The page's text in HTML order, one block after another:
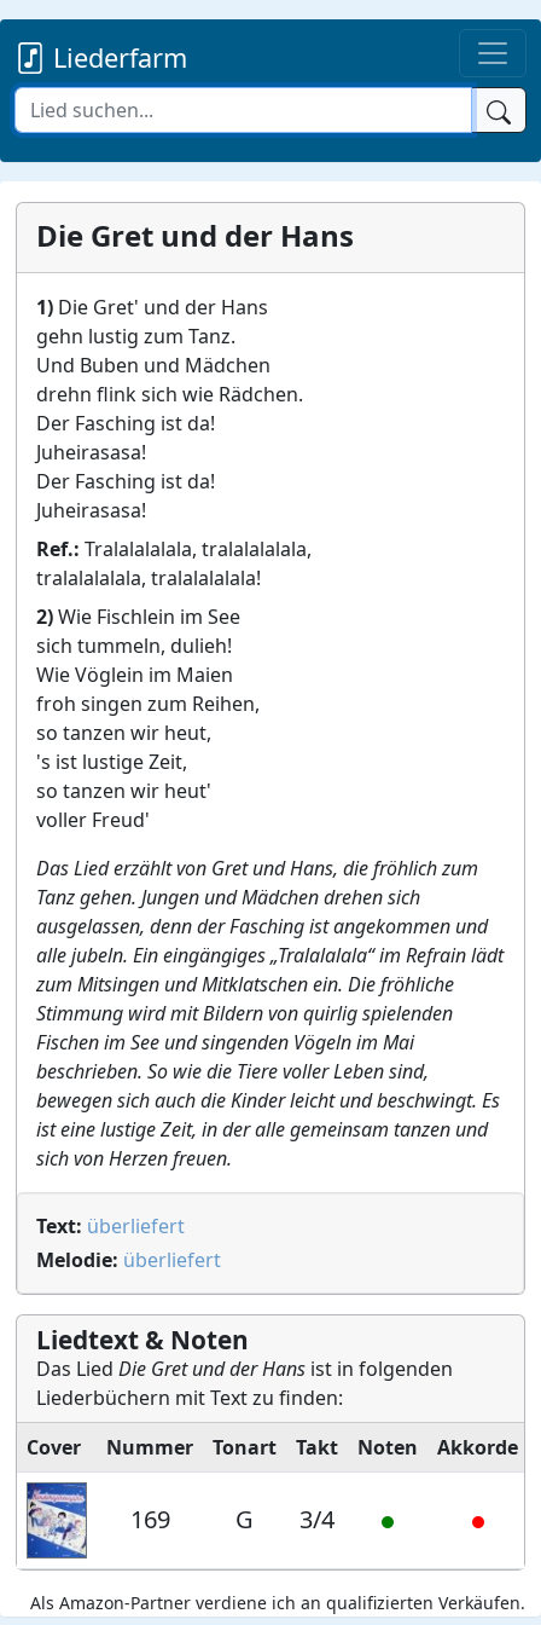
Liederfarm
Die Gret und der Hans
1) Die Gret' und der Hans
gehn lustig zum Tanz.
Und Buben und Mädchen
drehn flink sich wie Rädchen.
Der Fasching ist da!
Juheirasasa!
Der Fasching ist da!
Juheirasasa!
Ref.: Tralalalalala, tralalalalala,
tralalalalala, tralalalalala!
2)Wie Fischlein im See
sich tummeln, dulieh!
Wie Vöglein im Maien
froh singen zum Reihen,
so tanzen wir heut,
's ist lustige Zeit,
so tanzen wir heut'
voller Freud'
Das Lied erzählt von Gret und Hans, die fröhlich zum
Tanz gehen. Jungen und Mädchen drehen sich
ausgelassen, denn der Fasching ist angekommen und
alle jubeln. Ein eingängiges „Tralalalala“ im Refrain lädt
zum Mitsingen und Mitklatschen ein. Die fröhliche
Stimmung wird mit Bildern von quirlig spielenden
Fischen im See und singenden Vögeln im Mai
beschrieben. So wie die Tiere voller Leben sind,
bewegen sich auch die Kinder leicht und beschwingt. Es
ist eine lustige Zeit, in der alle gemeinsam tanzen und
sich von Herzen freuen.
Text: überliefert
Melodie: überliefert
Liedtext & Noten
Das Lied Die Gret und der Hans ist in folgenden
Liederbüchern mit Text zu finden:
Cover
Nummer Tonart Takt Noten Akkorde
169 G 3/4
Als Amazon-Partner verdiene ich an qualifizierten Verkäufen.